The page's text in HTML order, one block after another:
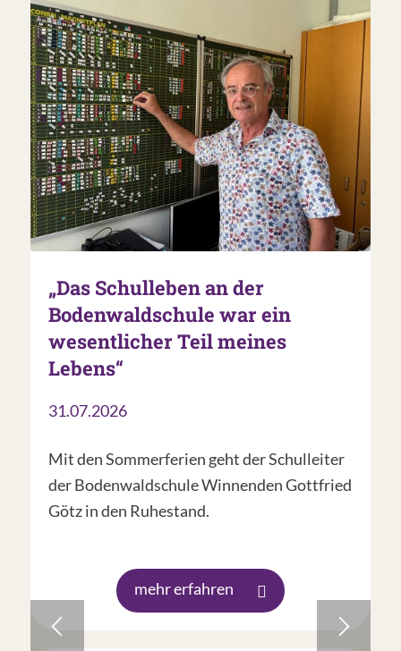
„Das Schulleben an der
Bodenwaldschule war ein
wesentlicher Teil meines
Lebens“
31.07.2026
Mit den Sommerferien geht der Schulleiter
der Bodenwaldschule Winnenden Gottfried
Götz in den Ruhestand.
mehr erfahren